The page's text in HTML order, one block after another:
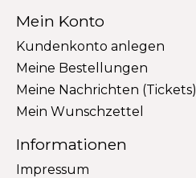
Mein Konto
Kundenkonto anlegen
Meine Bestellungen
Meine Nachrichten (Tickets)
Mein Wunschzettel
Informationen
Impressum